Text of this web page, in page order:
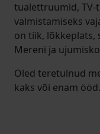
tualettruumid, TV-
valmistamiseks
on tiik, lõkkeplats,
Mereni ja
Oled teretulnud
kaks või enam ööd.